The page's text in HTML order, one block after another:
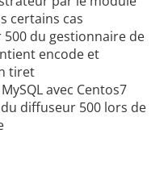
certains cas
du gestionnaire de
encode et
tiret
avec Centos7
diffuseur 500 lors de